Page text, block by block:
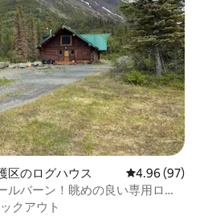
区のログハウス レビュー97
4.96 (97)
ルバーン！眺めの良い専用ログ
クアウト